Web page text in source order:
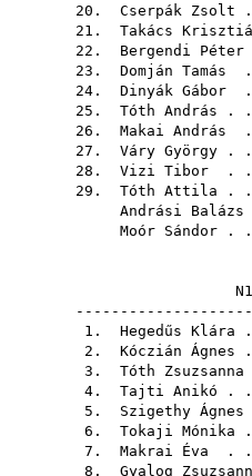
20. Cserpák Zsolt
21. Takács
22. Bergendi Péter
23. Domján Tamás .
24. Dinyák Gábor .
25. Tóth András .
26. Makai András .
27. Váry György .
28. Vizi Tibor .
29. Tóth Attila .
Andrási Balázs
Moór Sándor .
1. Hegedűs Klára
2. Kóczián Ágnes
3. Tóth Zsuzsanna
4. Tajti Anikó .
5. Szigethy Ágnes
6. Tokaji Mónika
7. Makrai Éva .
8. Gyalog